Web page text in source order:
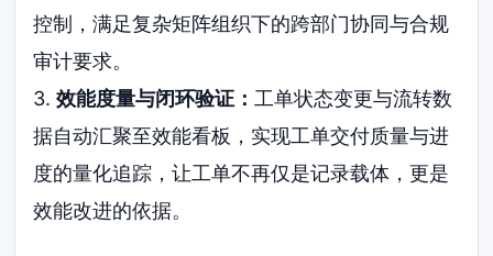
控制，满足复杂矩阵组织下的跨部门协同与合规
审计要求。
3.效能度量与闭环验证： 工单状态变更与流转数
据自动汇聚至效能看板，实现工单交付质量与进
度的量化追踪，让工单不再仅是记录载体，更是
效能改进的依据。